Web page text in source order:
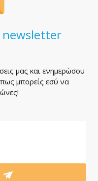
newsletter
μας και ενημερώσου
μπορείς εσύ να